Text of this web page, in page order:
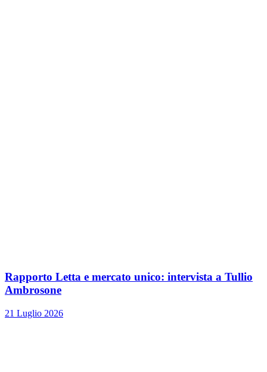
Rapporto Letta e mercato unico: intervista a Tullio
Ambrosone
21 Luglio 2026